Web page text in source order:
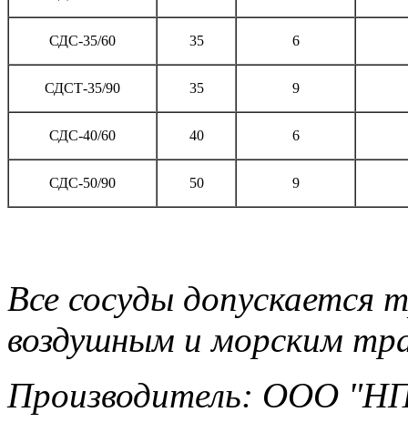
СДС-35/60 35 6
СДСТ-35/90 35 9
СДС-40/60 40 6
СДС-50/90 50 9
Все сосуды допускается
воздушным и морским
Производитель: ООО